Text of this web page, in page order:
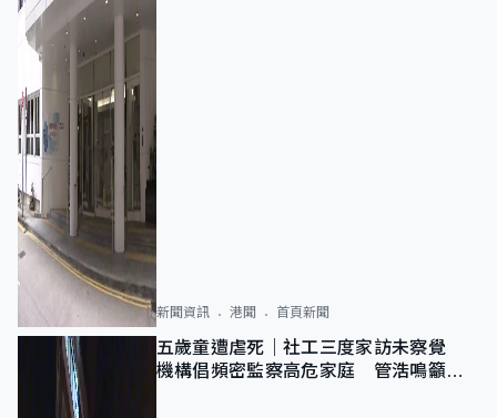
新聞資訊 港聞 首頁新聞
五歲童遭虐死｜社工三度家訪未察覺
機構倡頻密監察高危家庭 管浩鳴籲加